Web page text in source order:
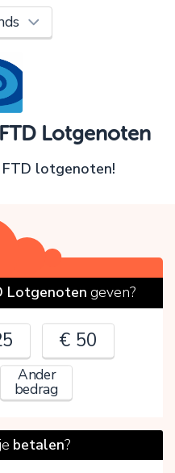
FTD Lotgenoten
lotgenoten!
Lotgenoten geven?
€ 50
Ander
bedrag
betalen?
en probeer het